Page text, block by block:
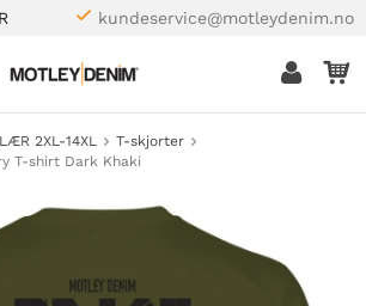
kundeservice@motleydenim.no
2XL-14XL
T-skjorter
T-shirt Dark Khaki